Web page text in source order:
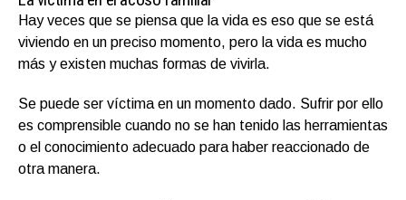
Hay veces que se piensa que la vida es eso que se está
viviendo en un preciso momento, pero la vida es mucho
más y existen muchas formas de vivirla.
Se puede ser víctima en un momento dado. Sufrir por ello
es comprensible cuando no se han tenido las herramientas
o el conocimiento adecuado para haber reaccionado de
otra manera.